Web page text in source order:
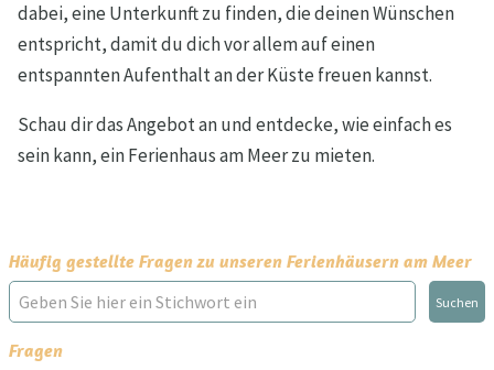
dabei, eine Unterkunft zu finden, die deinen Wünschen
entspricht, damit du dich vor allem auf einen
entspannten Aufenthalt an der Küste freuen kannst.
Schau dir das Angebot an und entdecke, wie einfach es
sein kann, ein Ferienhaus am Meer zu mieten.
Häufig gestellte Fragen zu unseren Ferienhäusern am Meer
Suchen
Fragen